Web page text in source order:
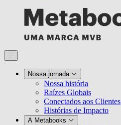
Nossa jornada
Nossa história
Raízes Globais
Conectados aos Clientes
Histórias de Impacto
A Metabooks